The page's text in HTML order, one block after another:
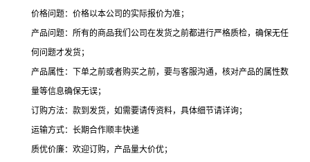
价格问题：价格以本公司的实际报价为准；
产品问题：所有的商品我们公司在发货之前都进行严格质检，确保无任
何问题才发货；
产品属性：下单之前或者购买之前，要与客服沟通，核对产品的属性数
量等信息确保无误；
订购方法：款到发货，如需要请传资料，具体细节请详询；
运输方式：长期合作顺丰快递
质优价廉：欢迎订购，产品量大价优；